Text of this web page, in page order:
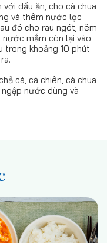
dầu ăn, cho cà chua
và thêm nước lọc
đó cho rau ngót, nêm
mắm còn lại vào
trong khoảng 10 phút
cá, cá chiên, cà chua
nước dùng và